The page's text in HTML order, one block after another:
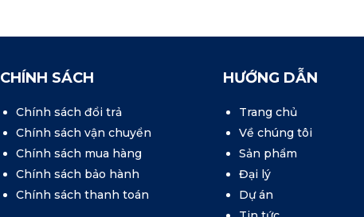
CHÍNH SÁCH
Chính sách đổi trả
Chính sách vận chuyển
Chính sách mua hàng
Chính sách bảo hành
Chính sách thanh toán
HƯỚNG DẪN
Trang chủ
Về chúng tôi
Sản phẩm
Đại lý
Dự án